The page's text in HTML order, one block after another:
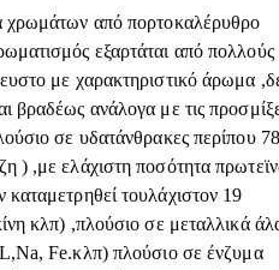
χρωμάτων από πορτοκαλέρυθρο
εξαρτάται από πολλούς
με χαρακτηριστικό άρωμα
βραδέως ανάλογα με τις
σε υδατάνθρακες περίπου
) ,με ελάχιστη ποσότητα
τουλάχιστον 19
κλπ) ,πλούσιο σε μεταλλικά
Fe.κλπ) πλούσιο σε ένζυμα